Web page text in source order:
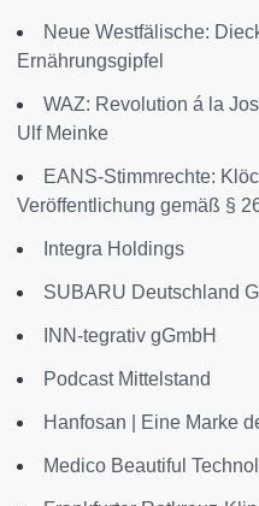
Neue Westfälische:
Ernährungsgipfel
WAZ: Revolution á la
Ulf Meinke
EANS-Stimmrechte:
Veröffentlichung gemäß §
Integra Holdings
SUBARU Deutschland
INN-tegrativ gGmbH
Podcast Mittelstand
Hanfosan | Eine Marke
Medico Beautiful